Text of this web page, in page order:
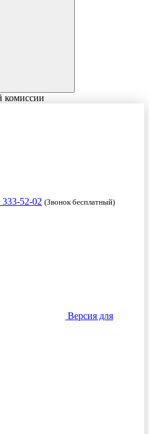
комиссии
52-02 (Звонок бесплатный)
Версия для